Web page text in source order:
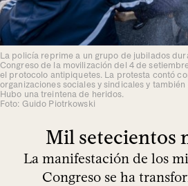
La policía reprime a un grupo de jubilados
Congreso de la movilización del 4 de
el protocolo antipiquetes. La protesta contó
organizaciones sociales y sindicales y
Hubo una treintena de heridos.
Foto: Guido Piotrkowski
Mil setecientos
La manifestación de los
Congreso se ha